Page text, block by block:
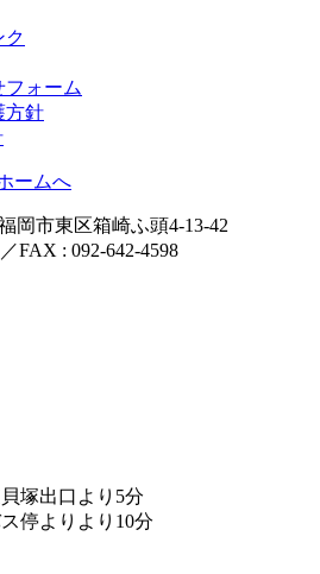
ク
フォーム
方針
岡市東区箱崎ふ頭4-13-42
／FAX : 092-642-4598
塚出口より5分
停よりより10分